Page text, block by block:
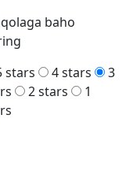
baho
stars
4 stars
3
2 stars
1